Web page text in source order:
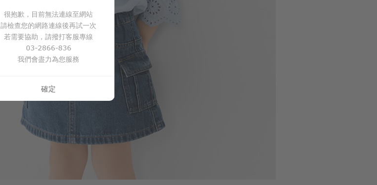
$399 $ 499
很抱歉，目前無法連線至網站
請檢查您的網路連線後再試一次
若需要協助，請撥打客服專線
03-2866-836
我們會盡力為您服務
確定